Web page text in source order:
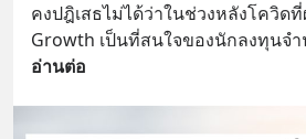
คงปฎิเสธไม่ได้ว่าในช่วงหลังโควิด
Growth เป็นที่สนใจของนักลงทุนจำ
อ่านต่อ